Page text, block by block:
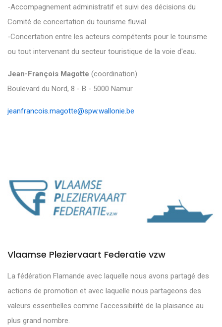
-Accompagnement administratif et suivi des décisions du
Comité de concertation du tourisme fluvial.
-Concertation entre les acteurs compétents pour le tourisme
ou tout intervenant du secteur touristique de la voie d'eau.
Jean-François Magotte (coordination)
Boulevard du Nord, 8 - B - 5000 Namur
jeanfrancois.magotte@spw.wallonie.be
Vlaamse Pleziervaart Federatie vzw
La fédération Flamande avec laquelle nous avons partagé des
actions de promotion et avec laquelle nous partageons des
valeurs essentielles comme l'accessibilité de la plaisance au
plus grand nombre.